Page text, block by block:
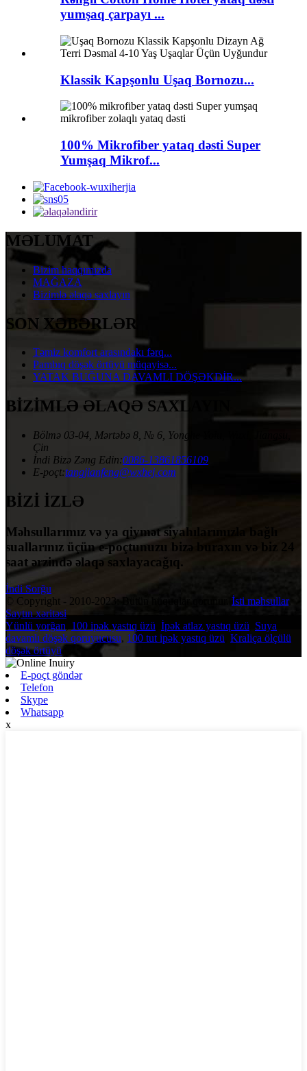
yumşaq çarpayı ...
Klassik Kapşonlu Uşaq Bornozu...
100% Mikrofiber yataq dəsti Super
Yumşaq Mikrof...
MƏLUMAT
Bizim haqqımızda
MAĞAZA
Bizimlə əlaqə saxlayın
SON XƏBƏRLƏR
Təmiz komfort arasındakı fərq...
Pambıq döşək örtüyü müqayisə...
YATAK BUĞUNA DAVAMLI DÖŞƏKDİR...
BİZİMLƏ ƏLAQƏ SAXLAYIN
Bölmə 03-04, Mərtəbə 8, № 6, Yonghe Yolu, Wuxi, Jiangsu,
Çin
İndi Bizə Zəng Edin:0086-13861856109
E-poçt:tangjianfeng@wxhej.com
BİZİ İZLƏ
Məhsullarımız və ya qiymət siyahılarımızla bağlı
suallarınız üçün e-poçtunuzu bizə buraxın və biz 24
saat ərzində əlaqə saxlayacağıq.
İndi Sorğu
© Copyright - 2010-2023: Bütün hüquqlar qorunur.
İsti məhsullar,
Saytın xəritəsi
Yünlü yorğan 100 ipək yastıq üzü İpək atlaz yastıq üzü Suya
davamlı döşək qoruyucusu, 100 tut ipək yastıq üzü Kraliça ölçülü
döşək örtüyü,
E-poçt göndər
Telefon
Skype
Whatsapp
x